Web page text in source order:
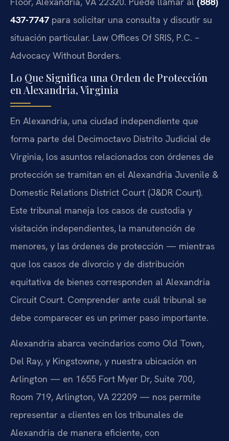
437-7747 para solicitar una consulta y discutir su
situación particular. Law Offices Of SRIS, P.C. –
Advocacy Without Borders.
Lo Que Significa una Orden de Protección
en Alexandria, Virginia
En Alexandria, una ciudad independiente que
forma parte del Decimoctavo Distrito Judicial de
Virginia, los asuntos relacionados con órdenes de
protección se tramitan en el Alexandria Juvenile &
Domestic Relations District Court (J&DR Court).
Este tribunal maneja los casos de custodia y
visitación independientes, la manutención de
menores, y las órdenes de protección — mientras
que los casos de divorcio y de distribución
equitativa de bienes corresponden al Alexandria
Circuit Court. Comprender ante cuál tribunal se
debe comparecer es un primer paso importante.
Alexandria abarca vecindarios como Old Town,
Del Ray, y Kingstowne, y nuestra ubicación en
Arlington — en 1655 Fort Myer Dr, Suite 700,
Room 719, Arlington, VA 22209 — nos permite
representar a clientes en los tribunales de
Alexandria de manera eficiente, con